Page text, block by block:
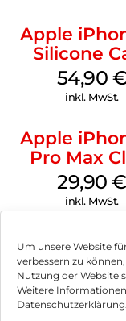
Um unsere Website
verbessern zu
Nutzung der Website
Weitere
Datenschutzerklärung.
Apple
Silicone
MagSafe
Green
54,90
inkl. MwSt.
Apple
Pro Max
Case29,90€
inkl. MwSt.
Impressum